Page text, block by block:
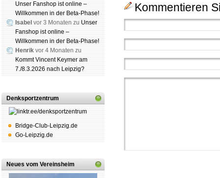
Unser Fanshop ist online –
Willkommen in der Beta-Phase!
Isabel vor 3 Monaten zu Unser
Fanshop ist online –
Willkommen in der Beta-Phase!
Henrik vor 4 Monaten zu
Kommt Vincent Keymer am
7./8.3.2026 nach Leipzig?
Denksportzentrum
Bridge-Club-Leipzig.de
Go-Leipzig.de
Neues vom Vereinsheim
Kommentieren